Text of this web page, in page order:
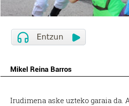
Mikel Reina Barros
Irudimena aske uzteko garaia da.